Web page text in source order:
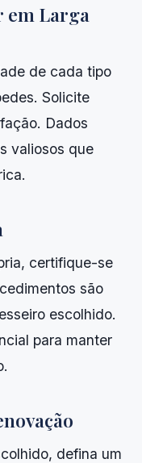
em Larga
de cada tipo
Solicite
Dados
valiosos que
certifique-se
são
escolhido.
para manter
defina um